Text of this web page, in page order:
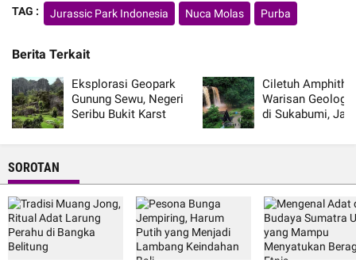
TAG : Jurassic Park Indonesia Nuca Molas Purba
Berita Terkait
Eksplorasi Geopark
Gunung Sewu, Negeri
Seribu Bukit Karst
Ciletuh
Warisan Geologi
di Sukabumi,
SOROTAN